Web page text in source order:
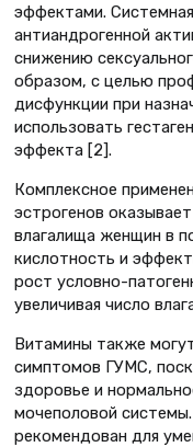
эффектами.
антиандрогенной
снижению
образом, с целью
дисфункции при
использовать
эффекта [2].
Комплексное
эстрогенов
влагалища женщин в
кислотность и
рост условно-
увеличивая число
Витамины также
симптомов ГУМС,
здоровье и
мочеполовой
рекомендован для